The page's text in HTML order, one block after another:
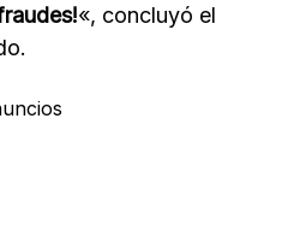
«, concluyó el